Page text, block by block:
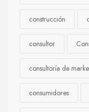
construcción
consultor
consultoría de
consumidores